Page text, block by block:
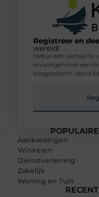
Aanbiedingen
Winkelen
Dienstverlening
Zakelijk
Woning en Tuin
Registreer en
wereld!
Heb je een verhaal te
ervaringen met een
blogplatform. Word